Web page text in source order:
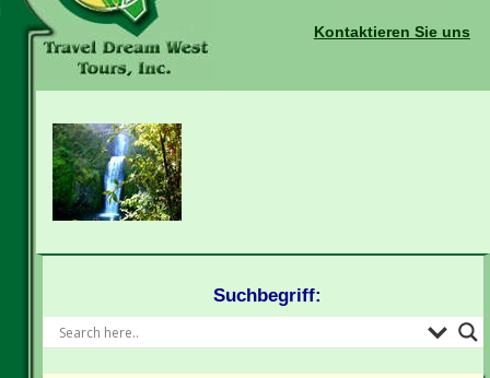
Daten und Preise
Buchungen
Kontaktieren Sie uns
Suchbegriff: